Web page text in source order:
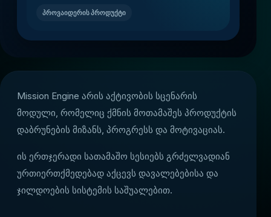
პროვაიდერის პროდუქტი
Mission Engine არის აქტივობის სცენარის
მოდული, რომელიც ქმნის მოთამაშეს პროდუქტის
დაბრუნების მიზანს, პროგრესს და მოტივაციას.
ის ერთჯერადი სათამაშო სესიებს გრძელვადიან
ურთიერთქმედებად აქცევს დავალებებისა და
ჯილდოების სისტემის საშუალებით.